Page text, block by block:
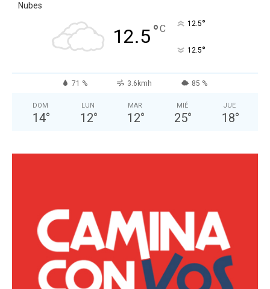
Nubes
12.5°C 12.5°
12.5°
71 % 3.6kmh 85 %
DOM
14°
LUN
12°
MAR
12°
MIÉ
25°
JUE
18°